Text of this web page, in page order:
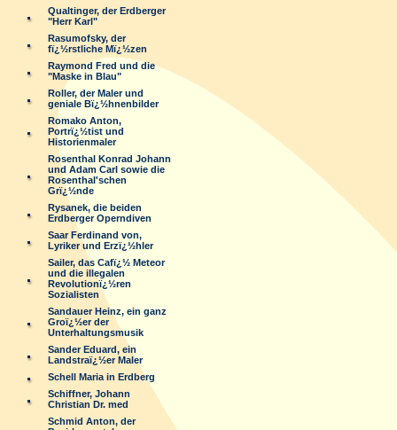
Qualtinger, der Erdberger
"Herr Karl"
Rasumofsky, der
fï¿½rstliche Mï¿½zen
Raymond Fred und die
"Maske in Blau"
Roller, der Maler und
geniale Bï¿½hnenbilder
Romako Anton,
Portrï¿½tist und
Historienmaler
Rosenthal Konrad Johann
und Adam Carl sowie die
Rosenthal'schen
Grï¿½nde
Rysanek, die beiden
Erdberger Operndiven
Saar Ferdinand von,
Lyriker und Erzï¿½hler
Sailer, das Cafï¿½ Meteor
und die illegalen
Revolutionï¿½ren
Sozialisten
Sandauer Heinz, ein ganz
Groï¿½er der
Unterhaltungsmusik
Sander Eduard, ein
Landstraï¿½er Maler
Schell Maria in Erdberg
Schiffner, Johann
Christian Dr. med
Schmid Anton, der